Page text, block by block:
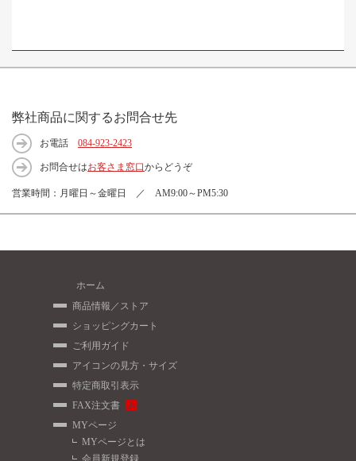
弊社商品に関するお問合せ先
お電話 084-923-2423
お問合せはお客さま窓口からどうぞ
営業時間：月曜日～金曜日 ／ AM9:00～PM5:30
ホーム
商品情報／ストア
ショッピングカート
ご利用ガイド
アイコンの見方・サイズ
特定商取引表示
FAX注文書
MYページ
MYページとは
会員新規登録